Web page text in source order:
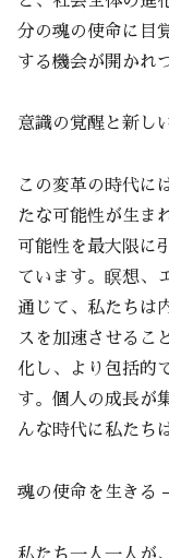
分の魂の使命に目
する機会が開かれ
意識の覚醒と新し
この変革の時代に
たな可能性が生ま
可能性を最大限に
ています。瞑想、
通じて、私たちは
スを加速させるこ
化し、より包括的
す。個人の成長が
んな時代に私たち
魂の使命を生きる
私たち一人一人が